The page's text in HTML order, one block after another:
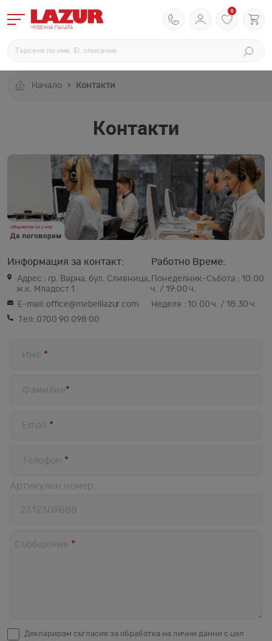
0
Начало Контакти
Контакти
Информация за контакт:
Адрес : гр. Варна, бул. Сливница,
ж.к. Младост 1
E-mail: office@mebelilazur.com
Тел: 0700 90 098 00
Работно Време:
Понеделник-Събота : 10:00
ч. / 19:00 ч.
Неделя : 10:00 ч. / 18:30 ч.
Име *
Фамилия*
Email *
Телефон *
Артикулен номер:
номер
Съобщение *
Декларирам съгласие за обработка на лични данни с цел